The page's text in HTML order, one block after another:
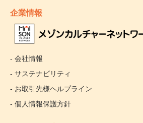
企業情報
- 会社情報
- サステナビリティ
- お取引先様ヘルプライン
- 個人情報保護方針